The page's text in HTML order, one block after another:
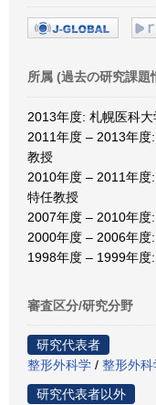
所属 (過去の研究課題
2013年度: 札幌医科
2011年度 – 2013年度
教授
2010年度 – 2011年度
特任教授
2007年度 – 2010年
2000年度 – 2006年
1998年度 – 1999年度
審査区分/研究分野
研究代表者
整形外科学 / 整形外科
研究代表者以外